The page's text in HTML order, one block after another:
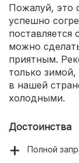
Пожалуй, это
успешно
поставляется
можно
приятным.
только
в нашей
холодными.
Достоинства
Полной